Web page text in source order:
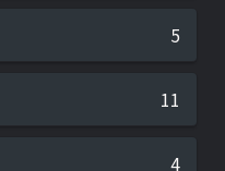
5
11
4